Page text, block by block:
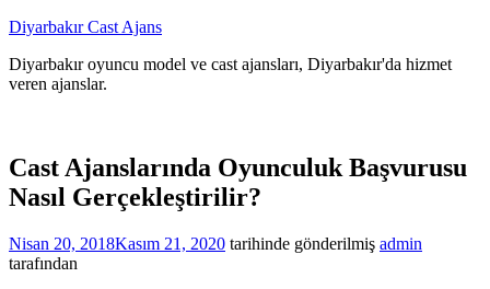
İçeriğe
Diyarbakır Cast Ajans
Diyarbakır oyuncu model ve cast ajansları, Diyarbakır'da hizmet
veren ajanslar.
Cast Ajanslarında Oyunculuk Başvurusu
Nasıl Gerçekleştirilir?
Nisan 20, 2018Kasım 21, 2020 tarihinde gönderilmiş admin
tarafından